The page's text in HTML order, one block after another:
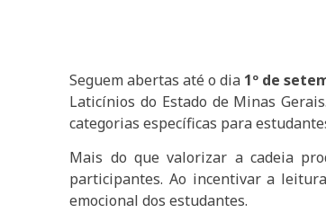
Seguem abertas até o dia 1º de
Laticínios do Estado de Minas
categorias específicas para
Mais do que valorizar a cadeia
participantes. Ao incentivar a
emocional dos estudantes.